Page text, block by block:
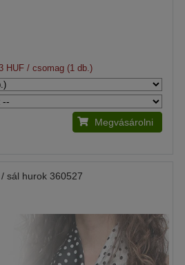
HUF/ csomag (1 db.)
Megvásárolni
sál hurok 360527